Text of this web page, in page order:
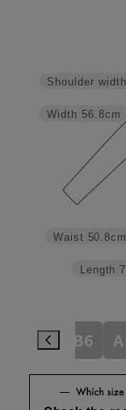
Length
Waist 50.8cm
Width 56.8cm
Shoulder width
AB6